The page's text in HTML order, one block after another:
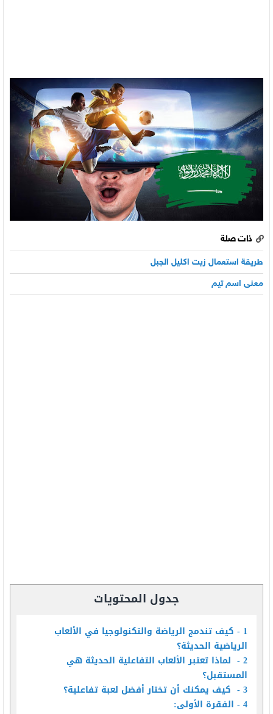
ذات صلة
طريقة استعمال زيت اكليل الجبل
معنى اسم تيم
جدول المحتويات
1
كيف تندمج الرياضة والتكنولوجيا في الألعاب
الرياضية الحديثة؟
2
لماذا تعتبر الألعاب التفاعلية الحديثة هي
المستقبل؟
3
كيف يمكنك أن تختار أفضل لعبة تفاعلية؟
4 الفقرة الأولى: